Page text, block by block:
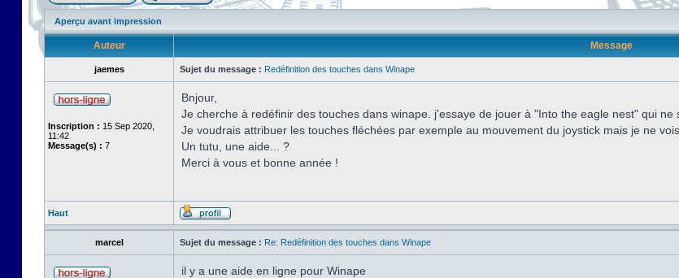
Aperçu avant impression
Auteur Message
jaemes Sujet du message : Redéfinition des touches dans Winape
Inscription : 15 Sep 2020,
11:42
Message(s) : 7
Bnjour,
Je cherche à redéfinir des touches dans winape. j'essaye de jouer à "Into the eagle nest" qui ne
Je voudrais attribuer les touches fléchées par exemple au mouvement du joystick mais je ne
Un tutu, une aide... ?
Merci à vous et bonne année !
Haut
marcel Sujet du message : Re: Redéfinition des touches dans Winape
il y a une aide en ligne pour Winape